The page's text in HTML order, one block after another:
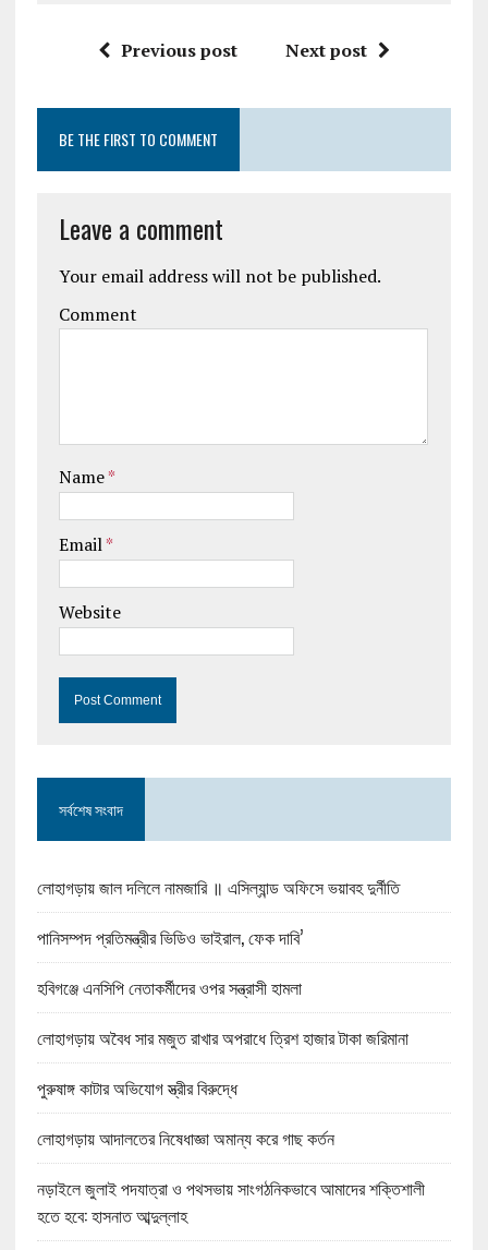
Previous post Next post
BE THE FIRST TO COMMENT
Leave a comment
Your email address will not be published.
Comment
Name*
Email*
Website
সর্বশেষ সংবাদ
লোহাগড়ায় জাল দলিলে নামজারি ॥ এসিল্যান্ড অফিসে ভয়াবহ দুর্নীতি
পানিসম্পদ প্রতিমন্ত্রীর ভিডিও ভাইরাল, ফেক দাবি’
হবিগঞ্জে এনসিপি নেতাকর্মীদের ওপর সন্ত্রাসী হামলা
লোহাগড়ায় অবৈধ সার মজুত রাখার অপরাধে ত্রিশ হাজার টাকা জরিমানা
পুরুষাঙ্গ কাটার অভিযোগ স্ত্রীর বিরুদ্ধে
লোহাগড়ায় আদালতের নিষেধাজ্ঞা অমান্য করে গাছ কর্তন
নড়াইলে জুলাই পদযাত্রা ও পথসভায় সাংগঠনিকভাবে আমাদের শক্তিশালী
হতে হবে: হাসনাত আব্দুল্লাহ